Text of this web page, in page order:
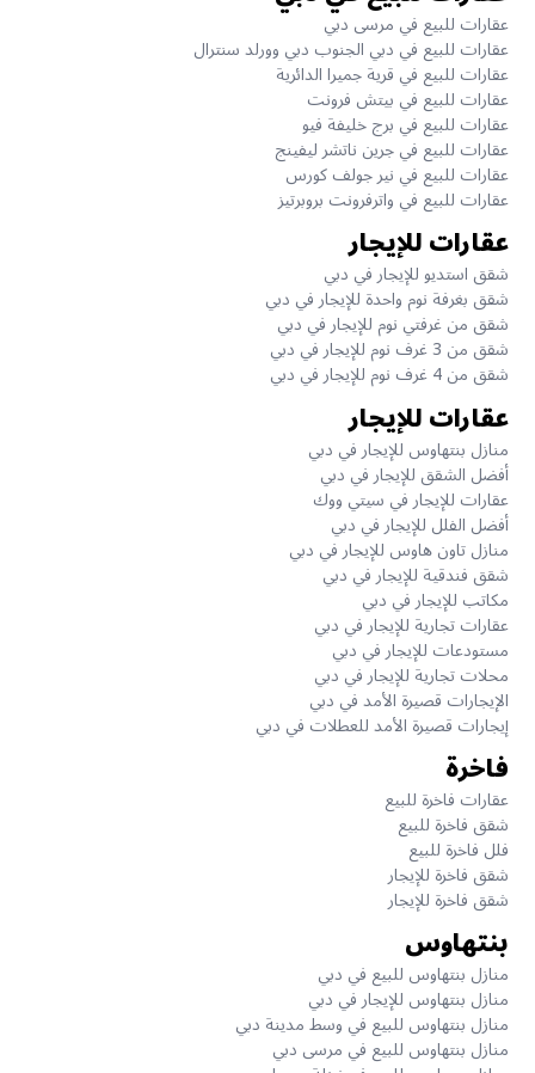
عقارات للبيع في مرسى دبي
عقارات للبيع في دبي الجنوب دبي وورلد سنترال
عقارات للبيع في قرية جميرا الدائرية
عقارات للبيع في بيتش فرونت
عقارات للبيع في برج خليفة فيو
عقارات للبيع في جرين ناتشر ليفينج
عقارات للبيع في نير جولف كورس
عقارات للبيع في واترفرونت بروبرتيز
عقارات للإيجار
شقق استديو للإيجار في دبي
شقق بغرفة نوم واحدة للإيجار في دبي
شقق من غرفتي نوم للإيجار في دبي
شقق من 3 غرف نوم للإيجار في دبي
شقق من 4 غرف نوم للإيجار في دبي
عقارات للإيجار
منازل بنتهاوس للإيجار في دبي
أفضل الشقق للإيجار في دبي
عقارات للإيجار في سيتي ووك
أفضل الفلل للإيجار في دبي
منازل تاون هاوس للإيجار في دبي
شقق فندقية للإيجار في دبي
مكاتب للإيجار في دبي
عقارات تجارية للإيجار في دبي
مستودعات للإيجار في دبي
محلات تجارية للإيجار في دبي
الإيجارات قصيرة الأمد في دبي
إيجارات قصيرة الأمد للعطلات في دبي
فاخرة
عقارات فاخرة للبيع
شقق فاخرة للبيع
فلل فاخرة للبيع
شقق فاخرة للإيجار
شقق فاخرة للإيجار
بنتهاوس
منازل بنتهاوس للبيع في دبي
منازل بنتهاوس للإيجار في دبي
منازل بنتهاوس للبيع في وسط مدينة دبي
منازل بنتهاوس للبيع في مرسى دبي